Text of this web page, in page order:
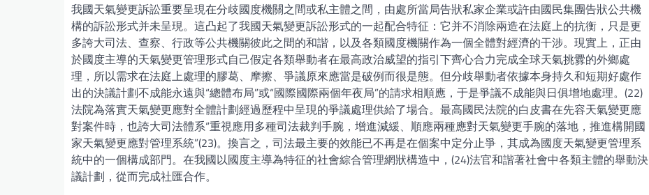
我國天氣變更訴訟重要呈現在分歧國度機關之間或私主體之間，由處所當局告狀私家企業或許由國民集團告狀公共機
構的訴訟形式并未呈現。這凸起了我國天氣變更訴訟形式的一起配合特征：它并不消除兩造在法庭上的抗衡，只是更
多誇大司法、查察、行政等公共機關彼此之間的和諧，以及各類國度機關作為一個全體對經濟的干涉。現實上，正由
於國度主導的天氣變更管理形式自己假定各類舉動者在最高政治威望的指引下齊心合力完成全球天氣挑釁的外鄉處
理，所以需求在法庭上處理的膠葛、摩擦、爭議原來應當是破例而很是態。但分歧舉動者依據本身持久和短期好處作
出的決議計劃不成能永遠與“總體布局”或“國際國際兩個年夜局”的請求相順應，于是爭議不成能與日俱增地處理。(22)
法院為落實天氣變更應對全體計劃經過歷程中呈現的爭議處理供給了場合。最高國民法院的白皮書在先容天氣變更應
對案件時，也誇大司法體系“重視應用多種司法裁判手腕，增進減緩、順應兩種應對天氣變更手腕的落地，推進構開國
家天氣變更應對管理系統”(23)。換言之，司法最主要的效能已不再是在個案中定分止爭，其成為國度天氣變更管理系
統中的一個構成部門。在我國以國度主導為特征的社會綜合管理網狀構造中，(24)法官和諧著社會中各類主體的舉動決
議計劃，從而完成社匯合作。